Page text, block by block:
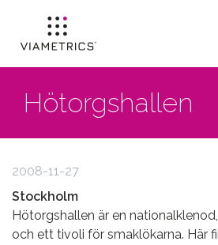
Hötorgshallen
2008-11-27
Stockholm
Hötorgshallen är en
och ett tivoli för smaklökarna. Här